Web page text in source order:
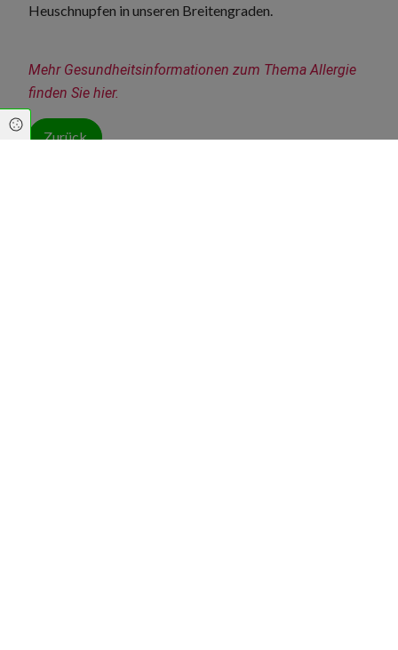
Zurück
Heuschnupfen in unseren Breitengraden.
Mehr Gesundheitsinformationen zum Thema Allergie
finden Sie hier.
Cookie Einstellungen